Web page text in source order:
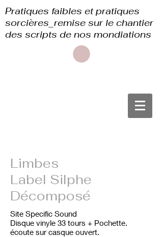
Pratiques faibles et pratiques
sorcières_remise sur le chantier
des scripts de nos mondiations
Limbes
Label Silphe
Décomposé
Site Specific Sound
Disque vinyle 33 tours + Pochette.
écoute sur casque ouvert.